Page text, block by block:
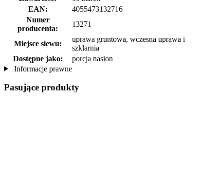
EAN:
4055473132716
Numer
producenta:
13271
Miejsce siewu:
uprawa gruntowa, wczesna uprawa i
szklarnia
Dostępne jako:
porcja nasion
Informacje prawne
Pasujące produkty